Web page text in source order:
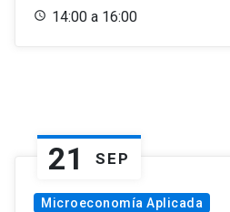
14:00 a 16:00
21 SEP
Microeconomía Aplicada